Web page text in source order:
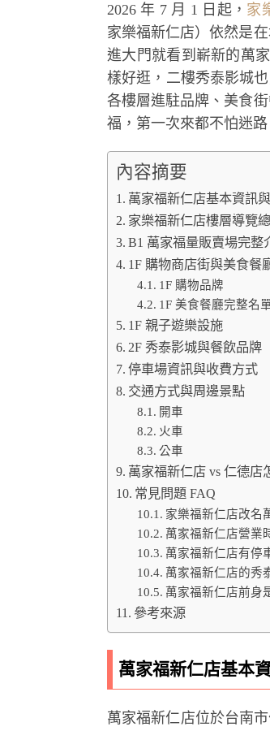
2026 年 7 月 1 日起， 家
家樂福新仁店）依然是
進大門就看到嶄新的萬
樣好逛，二樓秀泰影城
各樓層進駐品牌、美食
福，第一次來都不怕迷路
內容摘要
萬家福新仁店基本資訊
家樂福新仁店樓層導覽
B1 萬家福量販賣場完整
1F 購物商店街與美食餐
1F 購物品牌
1F 美食餐廳完整名單
1F 親子遊樂設施
2F 秀泰影城與餐飲品牌
停車場資訊與收費方式
交通方式與周邊景點
開車
火車
公車
萬家福新仁店 vs 仁德店
常見問題 FAQ
家樂福新仁店改名
萬家福新仁店營業
萬家福新仁店有停
萬家福新仁店的秀
萬家福新仁店前身
參考來源
萬家福新仁店基本
萬家福新仁店位於台南